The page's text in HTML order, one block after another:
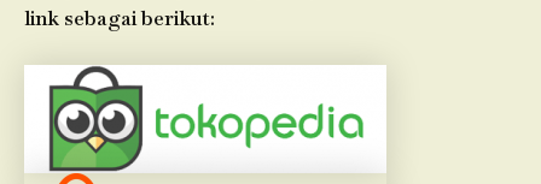
link sebagai berikut: